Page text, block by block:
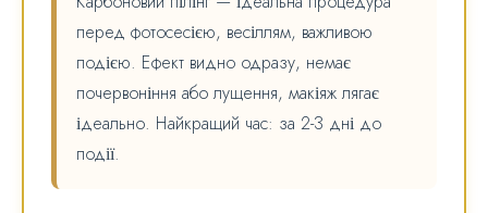
перед фотосесією, весіллям, важливою
подією. Ефект видно одразу, немає
почервоніння або лущення, макіяж лягає
ідеально. Найкращий час: за 2-3 дні до
події.